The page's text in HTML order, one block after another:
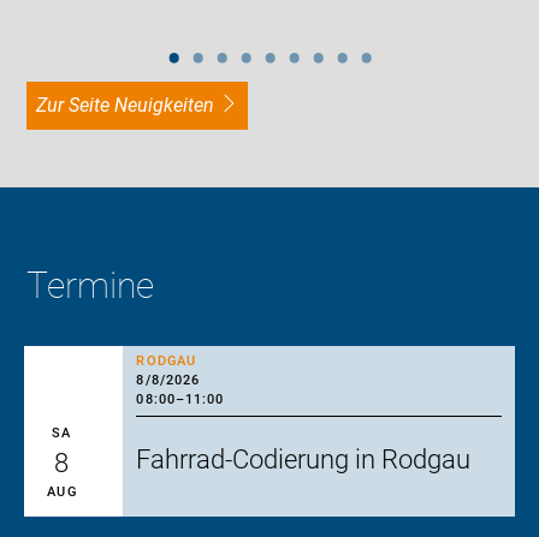
zur Seite Neuigkeiten
Termine
RODGAU
8/8/2026
08:00–11:00
SA
8
AUG
Fahrrad-Codierung in Rodgau